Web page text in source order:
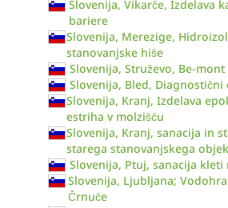
Slovenija, Vikarče, Izdelava
bariere
Slovenija, Merezige,
stanovanjske hiše
Slovenija, Struževo, Be-mont
Slovenija, Bled, Diagnostični
Slovenija, Kranj, Izdelava
estriha v molzišču
Slovenija, Kranj, sanacija in
starega stanovanjskega
Slovenija, Ptuj, sanacija kleti
Slovenija, Ljubljana;
Črnuče